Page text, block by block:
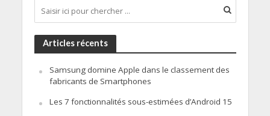
Articles récents
Samsung domine Apple dans le classement des
fabricants de Smartphones
Les 7 fonctionnalités sous-estimées d’Android 15